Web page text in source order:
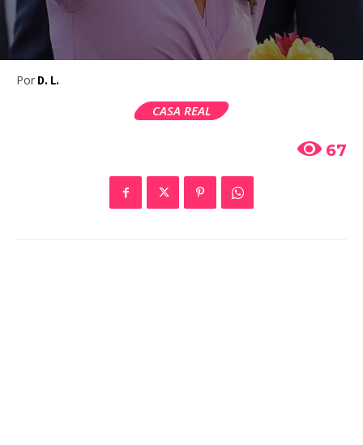
Por D. L.
CASA REAL
67